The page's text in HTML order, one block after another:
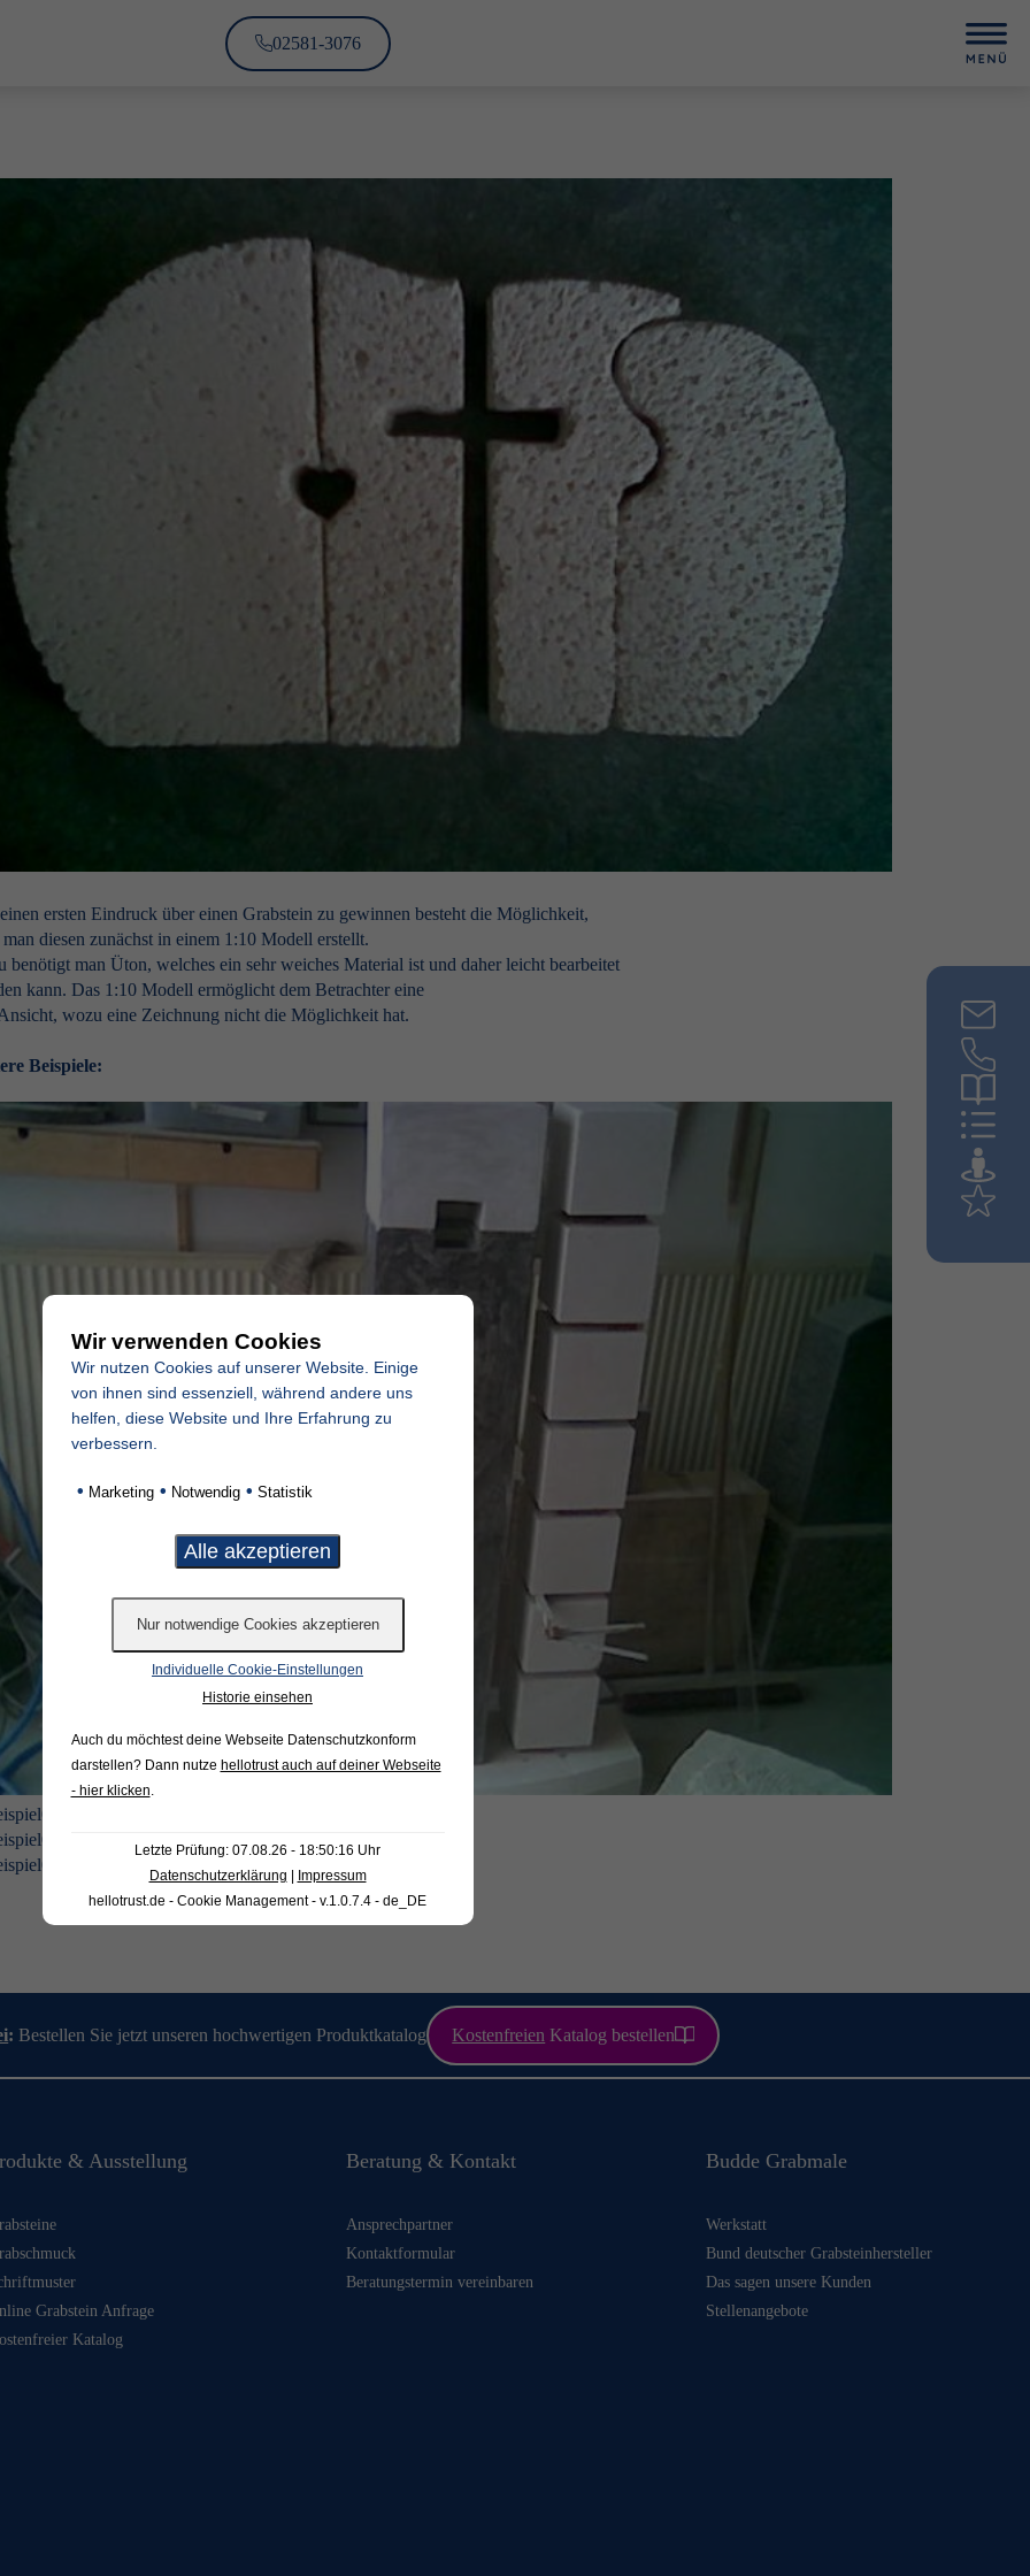
02581-3076
ersten Eindruck über einen Grabstein zu gewinnen besteht die Möglichkeit,
man diesen zunächst in einem 1:10 Modell erstellt.
benötigt man Üton, welches ein sehr weiches Material ist und daher leicht bearbeitet
kann. Das 1:10 Modell ermöglicht dem Betrachter eine
wozu eine Zeichnung nicht die Möglichkeit hat.
Beispiele:
: Bestellen Sie jetzt unseren hochwertigen Produktkatalog Kostenfreien Katalog bestellen
& Ausstellung
Grabstein Anfrage
Katalog
Beratung & Kontakt
Ansprechpartner
Kontaktformular
Beratungstermin vereinbaren
Budde Grabmale
Werkstatt
Bund deutscher Grabsteinhersteller
Das sagen unsere Kunden
Stellenangebote
Wir verwenden Cookies
Wir nutzen Cookies auf unserer Website. Einige
von ihnen sind essenziell, während andere uns
helfen, diese Website und Ihre Erfahrung zu
verbessern.
• Marketing • Notwendig • Statistik
Individuelle Cookie-Einstellungen
Historie einsehen
Auch du möchtest deine Webseite Datenschutzkonform
darstellen? Dann nutze hellotrust auch auf deiner Webseite
- hier klicken
Letzte Prüfung: 07.08.26 - 18:50:16 Uhr
Datenschutzerklärung | Impressum
hellotrust.de - Cookie Management - v.1.0.7.4 - de_DE